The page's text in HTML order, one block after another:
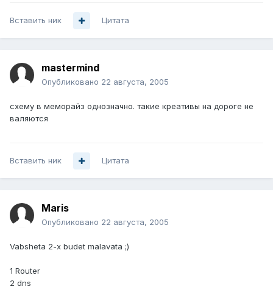
Вставить ник Цитата
mastermind
Опубликовано 22 августа, 2005
схему в меморайз однозначно. такие креативы на дороге не
валяются
Вставить ник Цитата
Maris
Опубликовано 22 августа, 2005
Vabsheta 2-x budet malavata ;)
1 Router
2 dns